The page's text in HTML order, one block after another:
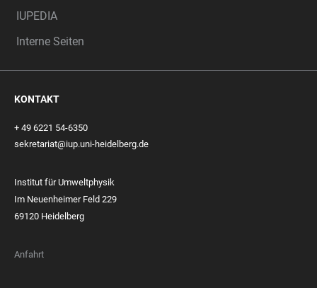
IUPEDIA
Interne Seiten
KONTAKT
+ 49 6221 54-6350
sekretariat@iup.uni-heidelberg.de
Institut für Umweltphysik
Im Neuenheimer Feld 229
69120 Heidelberg
Anfahrt